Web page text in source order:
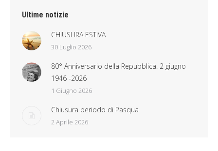
Ultime notizie
CHIUSURA ESTIVA
30 Luglio 2026
80° Anniversario della Repubblica. 2 giugno
1946 -2026
1 Giugno 2026
Chiusura periodo di Pasqua
2 Aprile 2026